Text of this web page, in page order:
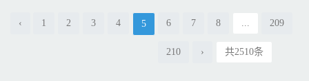
‹ 1 2 3 4 5 6 7 8 ... 209
210 › 共2510条